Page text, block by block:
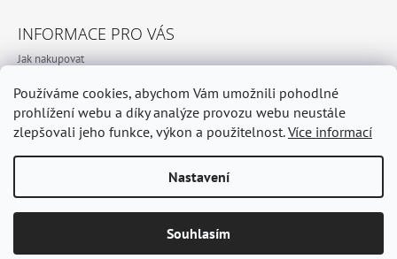
Používáme cookies, abychom Vám umožnili pohodlné
prohlížení webu a díky analýze provozu webu neustále
zlepšovali jeho funkce, výkon a použitelnost.Více informací
Nastavení
Souhlasím
INFORMACE PRO VÁS
Jak nakupovat
Podmínky ochrany osobních údajů
© 2026 CeramicHomeCZ. Všechna práva vyhrazena.
Odstoupit od smlouvy